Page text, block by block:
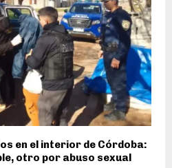
en el interior de Córdoba:
otro por abuso sexual